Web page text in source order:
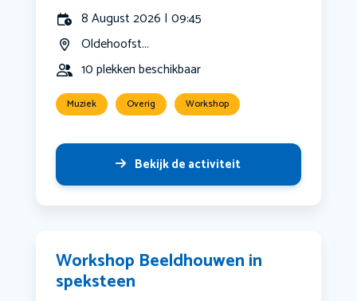
8 August 2026 | 09:45
Oldehoofst...
10 plekken beschikbaar
Muziek Overig Workshop
Bekijk de activiteit
Workshop Beeldhouwen in
speksteen